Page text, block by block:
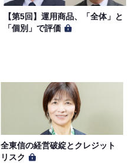
【第5回】運用商品、「全体」と
「個別」で評価
全東信の経営破綻とクレジット
リスク